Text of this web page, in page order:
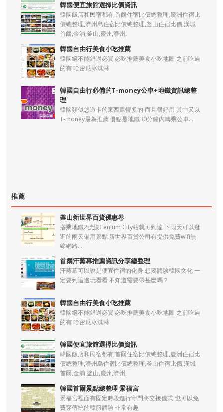
韓國便宜旅館選擇比價資訊
韓國飯店和民宿都有,首爾住宿比價總整理,慶洲住宿比
價總整理,濟州島住宿比價總整理,釜山住宿比價,漢城
首爾,金浦,釜山,慶州,濟州,
韓國自由行美食小吃推薦
韓國絕不能錯過必買 必吃推薦美食小吃地圖 之前吃過
的有 哈密瓜冰淇淋
韓國自由行必備的T-money公車+地鐵資訊總整
理
韓國類似悠遊卡的東西還蠻多的 而且很好用 其中又以
T-money最為推薦 優點是地鐵30分鐘內轉乘公車...
推薦
釜山新世界百貨優惠卷
搭乘地鐵2號線Centum City站就可到達 下雨天可以逛
逛的雨天備用景點 新世界百貨公司有提供免費wifi無
線網路...
首爾汗蒸幕推薦資訊分享總整理
汗蒸幕可以說是便宜住宿的化身 想要體驗韓國文化 一
定要到這邊玩看看 不知道需要帶甚麼嗎？
韓國自由行美食小吃推薦
韓國絕不能錯過必買 必吃推薦美食小吃地圖 之前吃過
的有 哈密瓜冰淇淋
韓國便宜旅館選擇比價資訊
韓國飯店和民宿都有,首爾住宿比價總整理,慶洲住宿比
價總整理,濟州島住宿比價總整理,釜山住宿比價,漢城
首爾,金浦,釜山,慶州,濟州,
韓國首爾景點總整理 景福宮
景福宮裡面有固定時段進行守門將交接儀式 也可以免
費穿傳統的韓服體驗 非常有趣